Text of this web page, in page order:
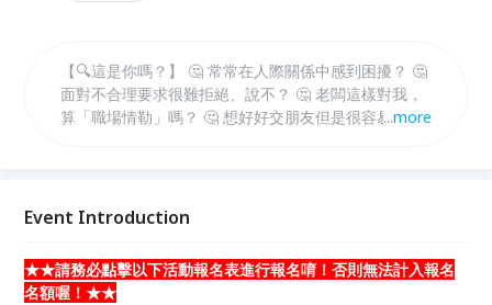
【🔍這是你嗎？】 🤔 常常在人際關係中感到困擾？ 🤔
面對不合理要求很難拒絕、說不？ 🤔 老闆這樣對我，
算「職場情勒」嗎？ 🤔 想好好交朋友但是很容易被當
們拿起界線手術刀，剖析關係問題！」 📖歡迎來到：
...more
Event Introduction
★★請務必點擊以下活動報名表進行報名唷！否則無法計入報名
名額喔！★★